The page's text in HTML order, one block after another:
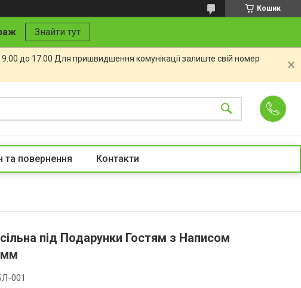
Кошик
Знайти тут
до 17.00 Для пришвидшення комунікації залиште свій номер
та повернення Контакти
під Подарунки Гостям з Написом
мм
001